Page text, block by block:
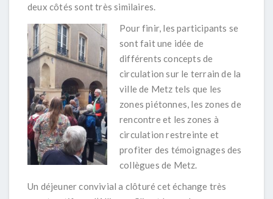
deux côtés sont très similaires.
Pour finir, les participants se
sont fait une idée de
différents concepts de
circulation sur le terrain de la
ville de Metz tels que les
zones piétonnes, les zones de
rencontre et les zones à
circulation restreinte et
profiter des témoignages des
collègues de Metz.
Un déjeuner convivial a clôturé cet échange très